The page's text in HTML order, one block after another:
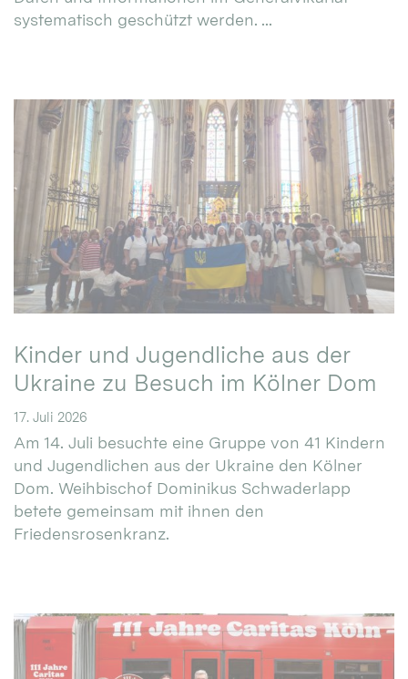
systematisch geschützt werden. ...
Kinder und Jugendliche aus der
Ukraine zu Besuch im Kölner Dom
17. Juli 2026
Am 14. Juli besuchte eine Gruppe von 41 Kindern
und Jugendlichen aus der Ukraine den Kölner
Dom. Weihbischof Dominikus Schwaderlapp
betete gemeinsam mit ihnen den
Friedensrosenkranz.